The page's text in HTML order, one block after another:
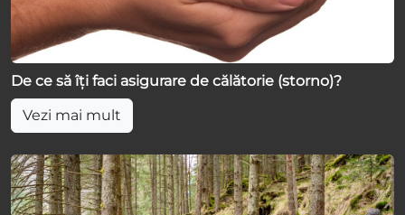
De ce să îți faci asigurare de călătorie (storno)?
Vezi mai mult